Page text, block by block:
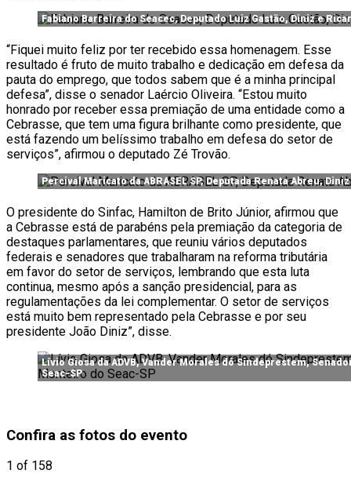
Fabiano Barreira do Seacec, Deputado Luiz Gastão, Diniz e
“Fiquei muito feliz por ter recebido essa homenagem. Esse
resultado é fruto de muito trabalho e dedicação em defesa da
pauta do emprego, que todos sabem que é a minha principal
defesa”, disse o senador Laércio Oliveira. “Estou muito
honrado por receber essa premiação de uma entidade como a
Cebrasse, que tem uma figura brilhante como presidente, que
está fazendo um belíssimo trabalho em defesa do setor de
serviços”, afirmou o deputado Zé Trovão.
Percival Maricato da ABRASEL SP, Deputada Renata Abreu,
O presidente do Sinfac, Hamilton de Brito Júnior, afirmou que
a Cebrasse está de parabéns pela premiação da categoria de
destaques parlamentares, que reuniu vários deputados
federais e senadores que trabalharam na reforma tributária
em favor do setor de serviços, lembrando que esta luta
continua, mesmo após a sanção presidencial, para as
regulamentações da lei complementar. O setor de serviços
está muito bem representado pela Cebrasse e por seu
presidente João Diniz”, disse.
Lívio Giosa da ADVB, Vander Morales dó Sindeprestem,
Seac-SP
Confira as fotos do evento
1 of 158